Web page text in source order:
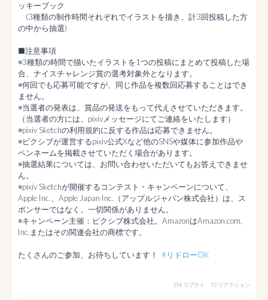
ッキーブック
(3種類の制作時間それぞれでイラストを描き、計3回投稿した方
の中から抽選)
■注意事項
※3種類の時間で描いたイラストを1つの投稿にまとめて投稿した場
合、ナイスチャレンジ賞の選考対象外となります。
※何回でも応募可能ですが、同じ作品を複数回応募することはでき
ません。
※当選者の発表は、賞品の発送をもって代えさせていただきます。
（当選者の方には、pixivメッセージにてご連絡をいたします）
※pixiv Sketchの利用規約に反する作品は応募できません。
※ピクシブが運営するpixiv公式Xなど他のSNSや媒体に参加作品や
ペンネームを掲載させていただく場合があります。
※抽選結果については、お問い合わせいただいてもお答えできませ
ん。
※pixiv Sketchが開催するコンテスト・キャンペーンについて、
Apple Inc.、Apple Japan Inc.（アップルジャパン株式会社）は、ス
ポンサーではなく、一切関係がありません。
※キャンペーン主催：ピクシブ株式会社。AmazonはAmazon.com,
Inc.またはその関連会社の商標です。
たくさんのご参加、お待ちしています！ #リドローOK
196 リプライ 73 リアクション